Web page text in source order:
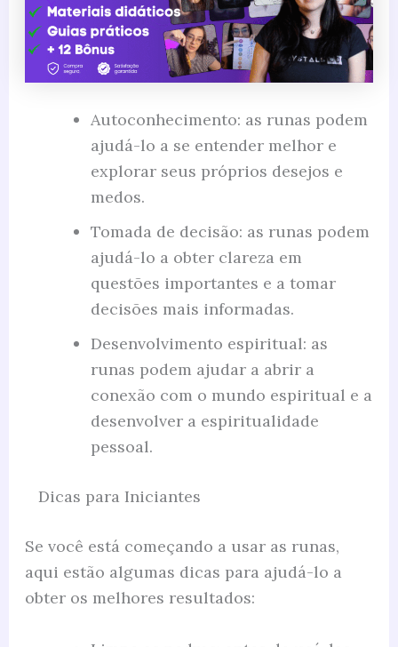
Autoconhecimento: as runas podem
ajudá-lo a se entender melhor e
explorar seus próprios desejos e
medos.
Tomada de decisão: as runas podem
ajudá-lo a obter clareza em
questões importantes e a tomar
decisões mais informadas.
Desenvolvimento espiritual: as
runas podem ajudar a abrir a
conexão com o mundo espiritual e a
desenvolver a espiritualidade
pessoal.
Dicas para Iniciantes
Se você está começando a usar as runas,
aqui estão algumas dicas para ajudá-lo a
obter os melhores resultados: